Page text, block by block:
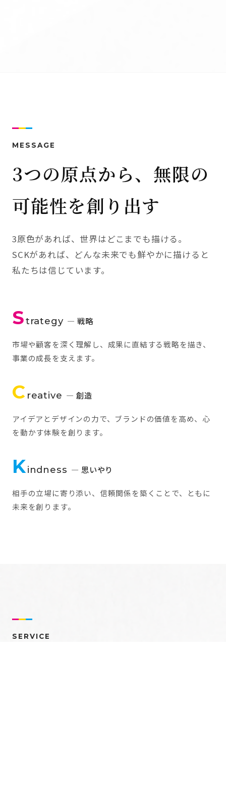
MESSAGE
3つの原点から、無限の
可能性を創り出す
3原色があれば、世界はどこまでも描ける。
SCKがあれば、どんな未来でも鮮やかに描けると
私たちは信じています。
Strategy — 戦略
市場や顧客を深く理解し、成果に直結する戦略を描き、
事業の成長を支えます。
C reative — 創造
アイデアとデザインの力で、ブランドの価値を高め、心
を動かす体験を創ります。
Kindness — 思いやり
相手の立場に寄り添い、信頼関係を築くことで、ともに
未来を創ります。
SERVICE